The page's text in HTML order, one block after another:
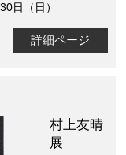
日（日）
詳細ページ
村上友晴
展